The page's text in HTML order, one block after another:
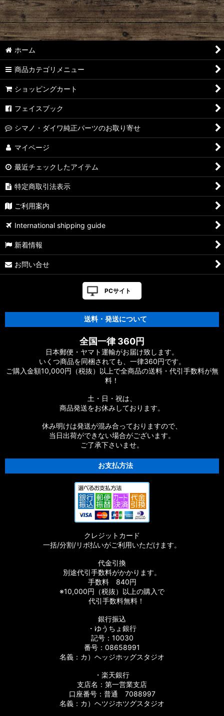
17スティーズ(スピニング)用 純正スプール
16セルテート用 純正スプール
15ルビアス用 純正スプール
17セオリー用 純正スプール
17モアザン用 純正スプール
14モアザン用 純正スプール
14プレッソ用 純正スプール
15トーナメントISO LBD用 純正スプール
15ソルティガ用 純正スプール
14ソルティガ エクスペディション用 純正スプール
16キャタリナ用 純正スプール
16ブラスト用 純正スプール
18スイッチヒッター用 スプール
17Xファイア用 純正スプール
17イージス用 純正スプール
17月下美人AIR用 純正スプール
15エメラルダスAIR用 純正スプール
16エメラルダス用 純正スプール
17エメラルダスMX用 純正スプール
RCSスプール（ISO用）
RCSスプール (大型リール用)
RCSスプール（サーフリール用）
19セルテート用 純正スプール
ホーム
商品カテゴリメニュー
ショッピングカート
フェイスブック
シマノ・ダイワ純正パーツのお取り寄せ
マイページ
最近チェックしたアイテム
特定商取引法表示
ご利用案内
International shipping guide
新着情報
お問い合せ
PCサイト
送料・発送について
全国一律 360円
日本郵便・ヤマト運輸がお届け致します。
いくつ商品を同梱されても、一律360円です。
ご購入金額10,000円（税抜）以上で全商品の送料・代引手数料が無
料！
土・日・祝は、
商品発送をお休みしております。
休み明けは発送が混み合っておりますので、
当日出荷ができない場合がございます。
ご了承下さいませ。
お支払方法
クレジットカード
一括/分割/リボ払いがご利用いただけます。
代金引換
別途代引手数料がかかります。
手数料 840円
※10,000円（税抜）以上の購入で
代引手数料無料！
銀行振込
・ゆうちょ銀行
記号：10030
番号：08658991
名義：カ）ヘッジホッグスタジオ
・楽天銀行
支店名：第一営業支店
口座番号：普通 7088997
名義：カ）ヘツジホツグスタジオ